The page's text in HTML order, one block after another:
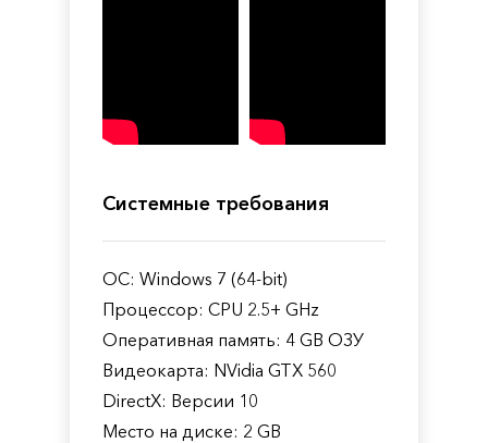
Системные требования
ОС: Windows 7 (64-bit)
Процессор: CPU 2.5+ GHz
Оперативная память: 4 GB ОЗУ
Видеокарта: NVidia GTX 560
DirectX: Версии 10
Место на диске: 2 GB